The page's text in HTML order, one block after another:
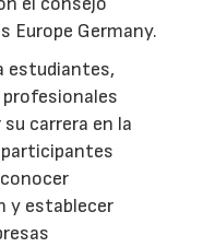
Europe Germany.
estudiantes,
carrera en la
y establecer